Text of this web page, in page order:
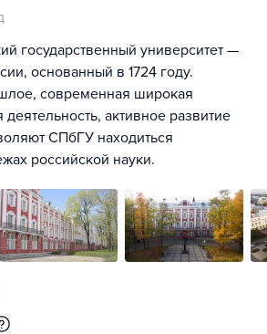
государственный университет —
основанный в 1724 году.
современная широкая
деятельность, активное развитие
СПбГУ находиться
российской науки.